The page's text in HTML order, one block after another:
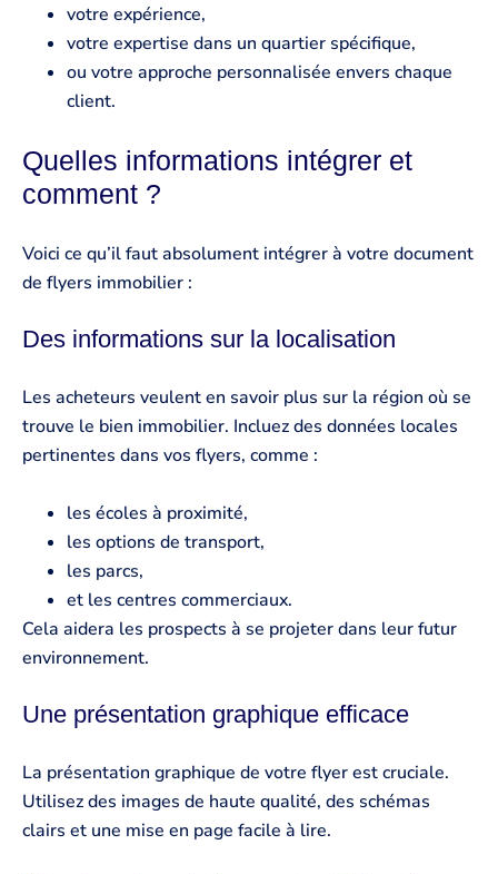
votre expérience,
votre expertise dans un quartier spécifique,
ou votre approche personnalisée envers chaque
client.
Quelles informations intégrer et
comment ?
Voici ce qu’il faut absolument intégrer à votre document
de flyers immobilier :
Des informations sur la localisation
Les acheteurs veulent en savoir plus sur la région où se
trouve le bien immobilier. Incluez des données locales
pertinentes dans vos flyers, comme :
les écoles à proximité,
les options de transport,
les parcs,
et les centres commerciaux.
Cela aidera les prospects à se projeter dans leur futur
environnement.
Une présentation graphique efficace
La présentation graphique de votre flyer est cruciale.
Utilisez des images de haute qualité, des schémas
clairs et une mise en page facile à lire.